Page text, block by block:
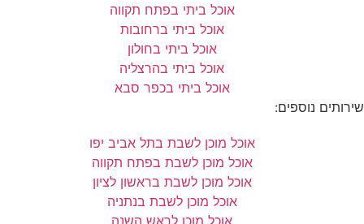
אוכל ביתי בפתח תקווה
אוכל ביתי ברחובות
אוכל ביתי בחולון
אוכל ביתי בהרצליה
אוכל ביתי בכפר סבא
שירותים נוספים:
אוכל מוכן לשבת בתל אביב יפו
אוכל מוכן לשבת בפתח תקווה
אוכל מוכן לשבת בראשון לציון
אוכל מוכן לשבת בנתניה